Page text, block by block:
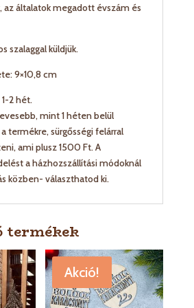
az általatok megadott évszám és
szalaggal küldjük.
9×10,8 cm
2 hét.
mint 1 héten belül
termékre, sürgősségi felárral
ami plusz 1500 Ft. A
a házhozszállítási módoknál
közben- választhatod ki.
termékek
Akció!